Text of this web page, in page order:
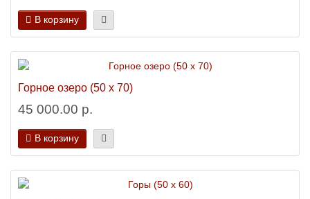
В корзину
Горное озеро (50 х 70)
45 000.00 р.
В корзину